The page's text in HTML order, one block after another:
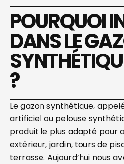
POURQUOI
DANS LE
?
Le gazon synthétique,
artificiel ou pelouse
produit le plus adapté pour
extérieur, jardin, tours de
terrasse. Aujourd’hui nous